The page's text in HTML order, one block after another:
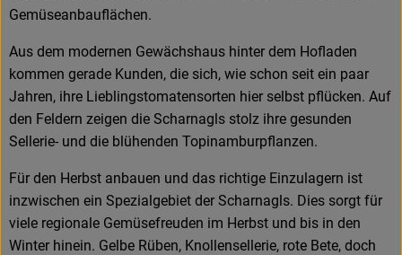
Gemüseanbauflächen.
Aus dem modernen Gewächshaus hinter dem Hofladen
kommen gerade Kunden, die sich, wie schon seit ein paar
Jahren, ihre Lieblingstomatensorten hier selbst pflücken. Auf
den Feldern zeigen die Scharnagls stolz ihre gesunden
Sellerie- und die blühenden Topinamburpflanzen.
Für den Herbst anbauen und das richtige Einzulagern ist
inzwischen ein Spezialgebiet der Scharnagls. Dies sorgt für
viele regionale Gemüsefreuden im Herbst und bis in den
Winter hinein. Gelbe Rüben, Knollensellerie, rote Bete, doch